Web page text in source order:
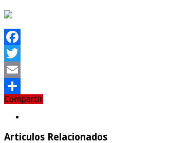
Facebook
Twitter
Email
Compartir
Compartir
Articulos Relacionados